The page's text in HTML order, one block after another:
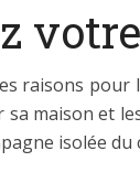
raisons
maison et
isolée